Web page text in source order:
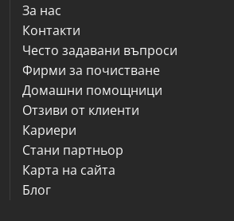
За нас
Контакти
Често задавани въпроси
Фирми за почистване
Домашни помощници
Отзиви от клиенти
Кариери
Стани партньор
Карта на сайта
Блог